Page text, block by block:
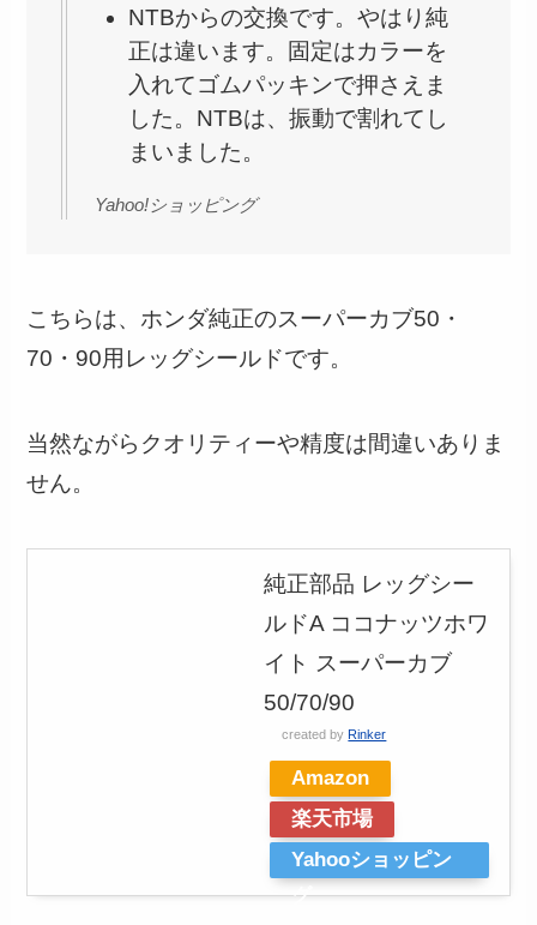
NTBからの交換です。やはり純
正は違います。固定はカラーを
入れてゴムパッキンで押さえま
した。NTBは、振動で割れてし
まいました。
Yahoo!ショッピング
こちらは、ホンダ純正のスーパーカブ50・
70・90用レッグシールドです。
当然ながらクオリティーや精度は間違いありま
せん。
純正部品 レッグシー
ルドA ココナッツホワ
イト スーパーカブ
50/70/90
created by Rinker
Amazon
楽天市場
Yahooショッピン
グ